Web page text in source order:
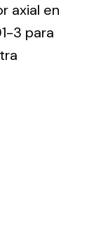
tipo
axial en
3 para